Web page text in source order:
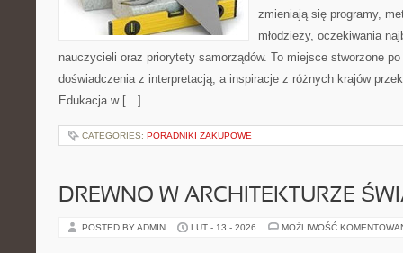
zmieniają się programy,
młodzieży, oczekiwania
nauczycieli oraz priorytety samorządów. To miejsce stworzone
doświadczenia z interpretacją, a inspiracje z różnych krajów
Edukacja w […]
CATEGORIES: PORADNIKI ZAKUPOWE
DREWNO W ARCHITEKTURZE
POSTED BY ADMIN LUT - 13 - 2026 MOŻLIWOŚĆ